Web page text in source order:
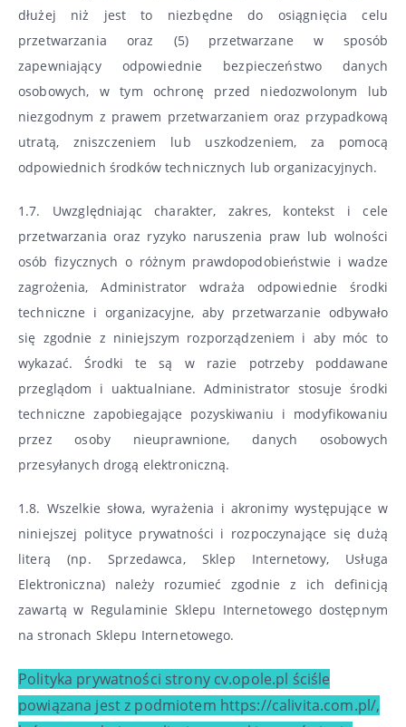
dłużej niż jest to niezbędne do osiągnięcia celu
przetwarzania oraz (5) przetwarzane w sposób
zapewniający odpowiednie bezpieczeństwo danych
osobowych, w tym ochronę przed niedozwolonym lub
niezgodnym z prawem przetwarzaniem oraz przypadkową
utratą, zniszczeniem lub uszkodzeniem, za pomocą
odpowiednich środków technicznych lub organizacyjnych.
1.7. Uwzględniając charakter, zakres, kontekst i cele
przetwarzania oraz ryzyko naruszenia praw lub wolności
osób fizycznych o różnym prawdopodobieństwie i wadze
zagrożenia, Administrator wdraża odpowiednie środki
techniczne i organizacyjne, aby przetwarzanie odbywało
się zgodnie z niniejszym rozporządzeniem i aby móc to
wykazać. Środki te są w razie potrzeby poddawane
przeglądom i uaktualniane. Administrator stosuje środki
techniczne zapobiegające pozyskiwaniu i modyfikowaniu
przez osoby nieuprawnione, danych osobowych
przesyłanych drogą elektroniczną.
1.8. Wszelkie słowa, wyrażenia i akronimy występujące w
niniejszej polityce prywatności i rozpoczynające się dużą
literą (np. Sprzedawca, Sklep Internetowy, Usługa
Elektroniczna) należy rozumieć zgodnie z ich definicją
zawartą w Regulaminie Sklepu Internetowego dostępnym
na stronach Sklepu Internetowego.
Polityka prywatności strony cv.opole.pl ściśle
powiązana jest z podmiotem https://calivita.com.pl/,